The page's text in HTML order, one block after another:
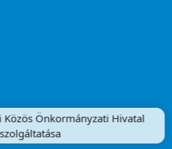
Önkormányzati Hivatal